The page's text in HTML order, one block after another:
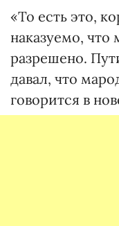
«То есть это,
наказуемо,
разрешено.
давал, что
говорится в